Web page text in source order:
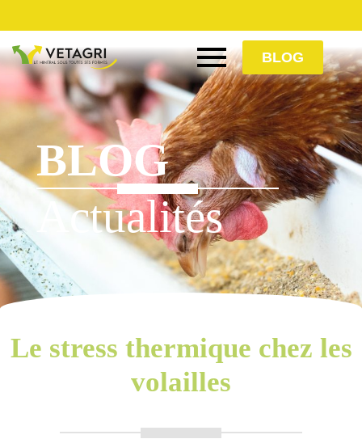
BLOG
BLOG
Actualités
Le stress thermique chez les
volailles